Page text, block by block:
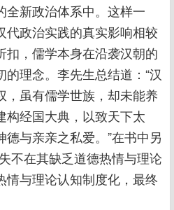
全新政治体系中。这样一
代政治实践的真实影响相较
扣，儒学本身在沿袭汉朝的
理念。李先生总结道：“汉
，虽有儒学世族，却未能养
构经国大典，以致天下太
与亲亲之私爱。”在书中另
不在其缺乏道德热情与理论
情与理论认知制度化，最终